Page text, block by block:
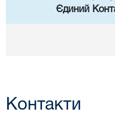
Єдиний
Контакти